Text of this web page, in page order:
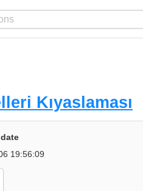
Kıyaslaması
19:56:09